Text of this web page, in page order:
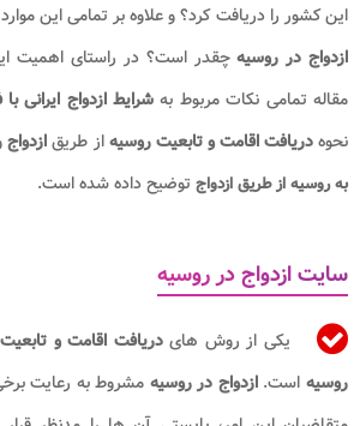
این کشور را دریافت کرد؟ و علاوه بر تمامی این
ازدواج در روسیهچقدر است؟ در راستای اهمیت
مقاله تمامی نکات مربوط به شرایط ازدواج ایرانی
نحوهدریافت اقامت و تابعیت روسیهاز طریقازدواج
به روسیه از طریق ازدواج توضیح داده شده است.
سایت ازدواج در روسیه
یکی از روش هایدریافت اقامت و
روسیهاست.ازدواج در روسیه مشروط به رعایت